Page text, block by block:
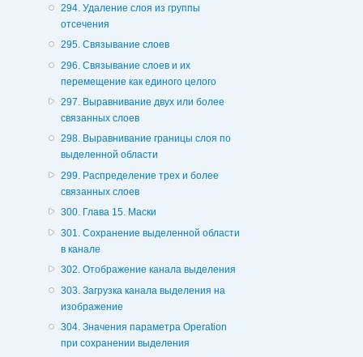
294. Удаление слоя из группы
отсечения
295. Связывание слоев
296. Связывание слоев и их
перемещение как единого целого
297. Выравнивание двух или более
связанных слоев
298. Выравнивание границы слоя по
выделенной области
299. Распределение трех и более
связанных слоев
300. Глава 15. Маски
301. Сохранение выделенной области
в канале
302. Отображение канала выделения
303. Загрузка канала выделения на
изображение
304. Значения параметра Operation
при сохранении выделения